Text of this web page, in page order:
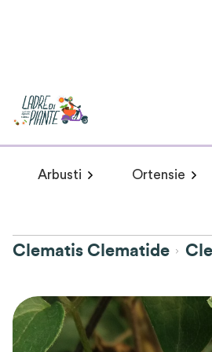
ArbustiArbusti a fioritura
Ortensie
Clematis Clematide